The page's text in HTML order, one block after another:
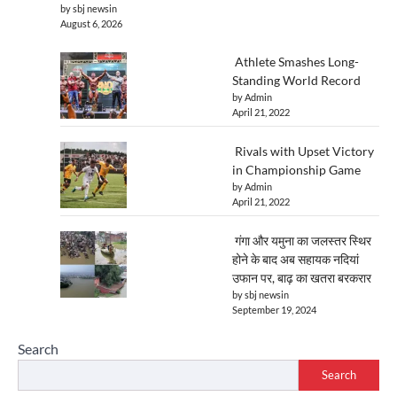
by sbj newsin
August 6, 2026
Athlete Smashes Long-
Standing World Record
by Admin
April 21, 2022
Rivals with Upset Victory
in Championship Game
by Admin
April 21, 2022
गंगा और यमुना का जलस्तर स्थिर
होने के बाद अब सहायक नदियां
उफान पर, बाढ़ का खतरा बरकरार
by sbj newsin
September 19, 2024
Search
Search